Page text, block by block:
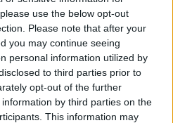
use the below opt-out
Please note that after your
you may continue seeing
personal information utilized by
to third parties prior to
opt-out of the further
by third parties on the
This information may